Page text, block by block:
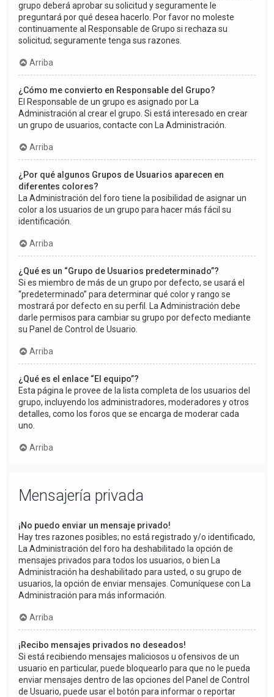
grupo deberá aprobar su solicitud y seguramente le
preguntará por qué desea hacerlo. Por favor no moleste
continuamente al Responsable de Grupo si rechaza su
solicitud; seguramente tenga sus razones.
Arriba
¿Cómo me convierto en Responsable del Grupo?
El Responsable de un grupo es asignado por La
Administración al crear el grupo. Si está interesado en crear
un grupo de usuarios, contacte con La Administración.
Arriba
¿Por qué algunos Grupos de Usuarios aparecen en
diferentes colores?
La Administración del foro tiene la posibilidad de asignar un
color a los usuarios de un grupo para hacer más fácil su
identificación.
Arriba
¿Qué es un “Grupo de Usuarios predeterminado”?
Si es miembro de más de un grupo por defecto, se usará el
“predeterminado” para determinar qué color y rango se
mostrará por defecto en su perfil. La Administración debe
darle permisos para cambiar su grupo por defecto mediante
su Panel de Control de Usuario.
Arriba
¿Qué es el enlace “El equipo”?
Esta página le provee de la lista completa de los usuarios del
grupo, incluyendo los administradores, moderadores y otros
detalles, como los foros que se encarga de moderar cada
uno.
Arriba
Mensajería privada
¡No puedo enviar un mensaje privado!
Hay tres razones posibles; no está registrado y/o identificado,
La Administración del foro ha deshabilitado la opción de
mensajes privados para todos los usuarios, o bien La
Administración ha deshabilitado para usted, o su grupo de
usuarios, la opción de enviar mensajes. Comuníquese con La
Administración para más información.
Arriba
¡Recibo mensajes privados no deseados!
Si está recibiendo mensajes maliciosos u ofensivos de un
usuario en particular, puede bloquearlo para que no le pueda
enviar mensajes dentro de las opciones del Panel de Control
de Usuario, puede usar el botón para informar o reportar